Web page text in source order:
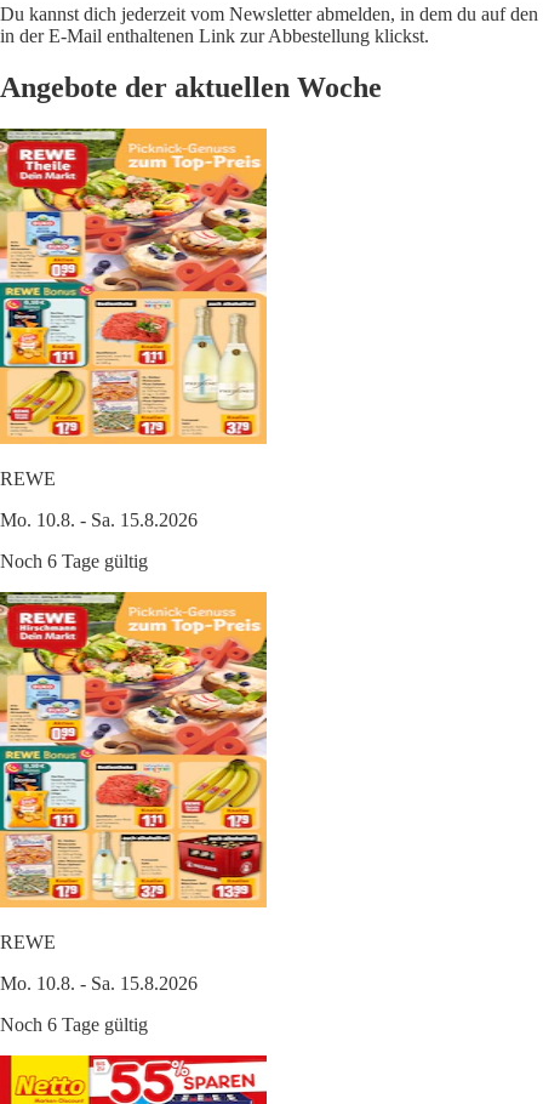
Du kannst dich jederzeit vom Newsletter abmelden, in dem du auf den
in der E-Mail enthaltenen Link zur Abbestellung klickst.
Angebote der aktuellen Woche
REWE
Mo. 10.8. - Sa. 15.8.2026
Noch 6 Tage gültig
REWE
Mo. 10.8. - Sa. 15.8.2026
Noch 6 Tage gültig